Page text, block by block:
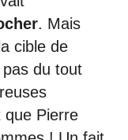
. Mais
cible de
pas du tout
que Pierre